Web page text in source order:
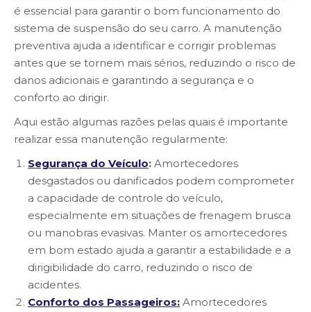
é essencial para garantir o bom funcionamento do
sistema de suspensão do seu carro. A manutenção
preventiva ajuda a identificar e corrigir problemas
antes que se tornem mais sérios, reduzindo o risco de
danos adicionais e garantindo a segurança e o
conforto ao dirigir.
Aqui estão algumas razões pelas quais é importante
realizar essa manutenção regularmente:
Segurança do Veículo: Amortecedores
desgastados ou danificados podem comprometer
a capacidade de controle do veículo,
especialmente em situações de frenagem brusca
ou manobras evasivas. Manter os amortecedores
em bom estado ajuda a garantir a estabilidade e a
dirigibilidade do carro, reduzindo o risco de
acidentes.
Conforto dos Passageiros: Amortecedores